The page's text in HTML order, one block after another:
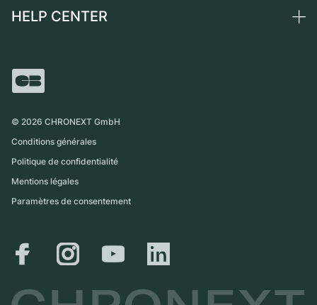
France
International
Independent Brands
Qui sommes-nous ?
Magazine
HELP CENTER
Retrait sur place
© 2026 CHRONEXT GmbH
Conditions générales
Politique de confidentialité
Mentions légales
Paramètres de consentement